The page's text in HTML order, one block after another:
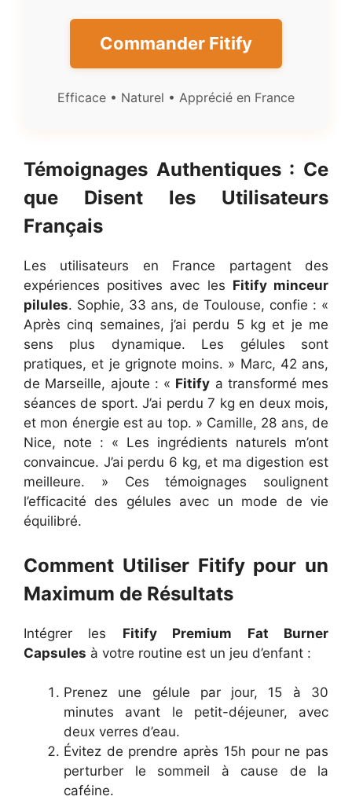
Commander Fitify
Efficace • Naturel • Apprécié en France
Témoignages Authentiques : Ce
que Disent les Utilisateurs
Français
Les utilisateurs en France partagent des
expériences positives avec les Fitify minceur
pilules. Sophie, 33 ans, de Toulouse, confie : «
Après cinq semaines, j’ai perdu 5 kg et je me
sens plus dynamique. Les gélules sont
pratiques, et je grignote moins. » Marc, 42 ans,
de Marseille, ajoute : « Fitify a transformé mes
séances de sport. J’ai perdu 7 kg en deux mois,
et mon énergie est au top. » Camille, 28 ans, de
Nice, note : « Les ingrédients naturels m’ont
convaincue. J’ai perdu 6 kg, et ma digestion est
meilleure. » Ces témoignages soulignent
l’efficacité des gélules avec un mode de vie
équilibré.
Comment Utiliser Fitify pour un
Maximum de Résultats
Intégrer les Fitify Premium Fat Burner
Capsules à votre routine est un jeu d’enfant :
Prenez une gélule par jour, 15 à 30
minutes avant le petit-déjeuner, avec
deux verres d’eau.
Évitez de prendre après 15h pour ne pas
perturber le sommeil à cause de la
caféine.